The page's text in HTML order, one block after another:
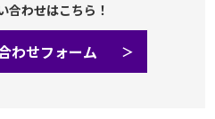
合わせはこちら！
わせフォーム